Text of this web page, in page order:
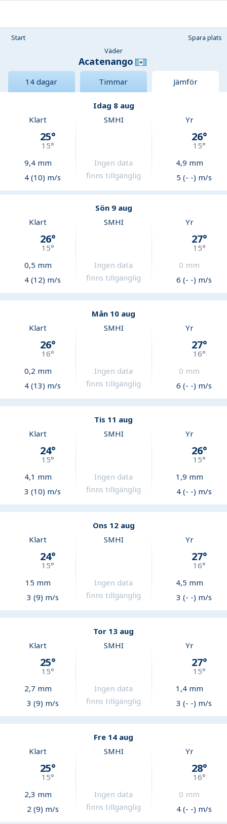
Start
Spara plats
Väder
Acatenango
14 dagar Timmar Jämför
Idag 8 aug
Klart
25°
15°
9,4mm
4 (10) m/s
SMHI
Ingen data
finns tillgänglig
Yr
26°
15°
4,9 mm
5 (- -) m/s
Sön 9 aug
Klart
26°
15°
0,5 mm
4 (12) m/s
SMHI
Ingen data
finns tillgänglig
Yr
27°
15°
0 mm
6 (- -) m/s
Mån 10 aug
Klart
26°
16°
0,2 mm
4 (13) m/s
SMHI
Ingen data
finns tillgänglig
Yr
27°
16°
0 mm
6 (- -) m/s
Tis 11 aug
Klart
24°
15°
4,1 mm
3 (10) m/s
SMHI
Ingen data
finns tillgänglig
Yr
26°
15°
1,9 mm
4 (- -) m/s
Ons 12 aug
Klart
24°
15°
15 mm
3 (9) m/s
SMHI
Ingen data
finns tillgänglig
Yr
27°
16°
4,5 mm
3 (- -) m/s
Tor 13 aug
Klart
25°
15°
2,7 mm
3 (9) m/s
SMHI
Ingen data
finns tillgänglig
Yr
27°
15°
1,4mm
3 (- -) m/s
Fre 14 aug
Klart
25°
15°
2,3 mm
2 (9) m/s
SMHI
Ingen data
finns tillgänglig
Yr
28°
16°
0 mm
4 (- -) m/s